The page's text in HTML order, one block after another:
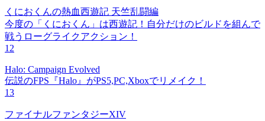
くにおくんの熱血西遊記 天竺乱闘編
今度の「くにおくん」は西遊記！自分だけのビルドを組んで
戦うローグライクアクション！
12
Halo: Campaign Evolved
伝説のFPS『Halo』がPS5,PC,Xboxでリメイク！
13
ファイナルファンタジーXIV